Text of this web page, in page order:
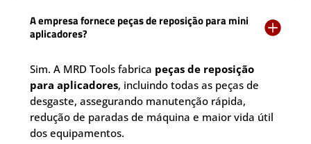
A empresa fornece peças de reposição para mini
aplicadores?

Sim. A MRD Tools fabrica peças de reposição
para aplicadores, incluindo todas as peças de
desgaste, assegurando manutenção rápida,
redução de paradas de máquina e maior vida útil
dos equipamentos.